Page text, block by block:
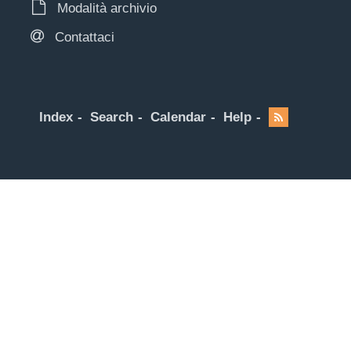
Modalità archivio
Contattaci
Index Search Calendar Help